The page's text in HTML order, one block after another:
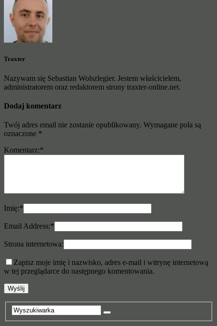
Traxter
Nazywam się Sebastian Wolszlegier. Jestem właścicielem,
administratorem oraz redaktorem strony traxter-online.net.
Dodaj komentarz
Twój adres email nie zostanie opublikowany. Wymagane pola są
oznaczone *
Komentarz:*
Imię:*
Email Address:*
Strona internetowa:
Zapisz moje imię i nazwisko, adres e-mail i witrynę internetową
w tej przeglądarce do następnego komentowania.